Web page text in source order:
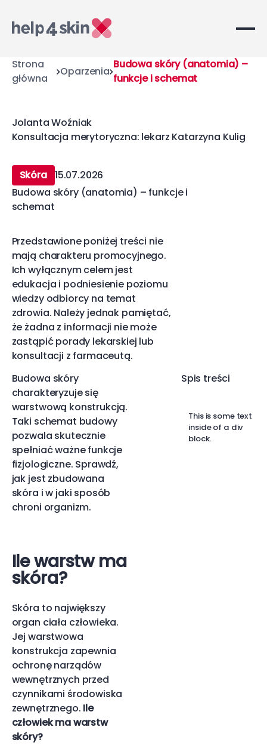
Strona
główna
Oparzenia
Budowa skóry (anatomia) –
funkcje i schemat
Jolanta Woźniak
Konsultacja merytoryczna: lekarz Katarzyna Kulig
Skóra 15.07.2026
Budowa skóry (anatomia) – funkcje i
schemat
Przedstawione poniżej treści nie
mają charakteru promocyjnego.
Ich wyłącznym celem jest
edukacja i podniesienie poziomu
wiedzy odbiorcy na temat
zdrowia. Należy jednak pamiętać,
że żadna z informacji nie może
zastąpić porady lekarskiej lub
konsultacji z farmaceutą.
Budowa skóry
charakteryzuje się
warstwową konstrukcją.
Taki schemat budowy
pozwala skutecznie
spełniać ważne funkcje
fizjologiczne. Sprawdź,
jak jest zbudowana
skóra i w jaki sposób
chroni organizm.
Ile warstw ma
skóra?
Skóra to największy
organ ciała człowieka.
Jej warstwowa
konstrukcja zapewnia
ochronę narządów
wewnętrznych przed
czynnikami środowiska
zewnętrznego. Ile
człowiek ma warstw
skóry?
Spis treści
This is some text
inside of a div
block.